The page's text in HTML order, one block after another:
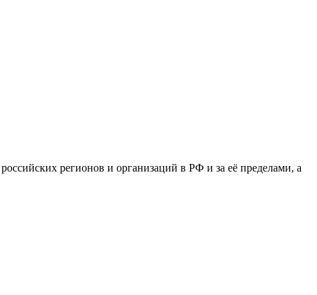
регионов и организаций в РФ и за её пределами, а